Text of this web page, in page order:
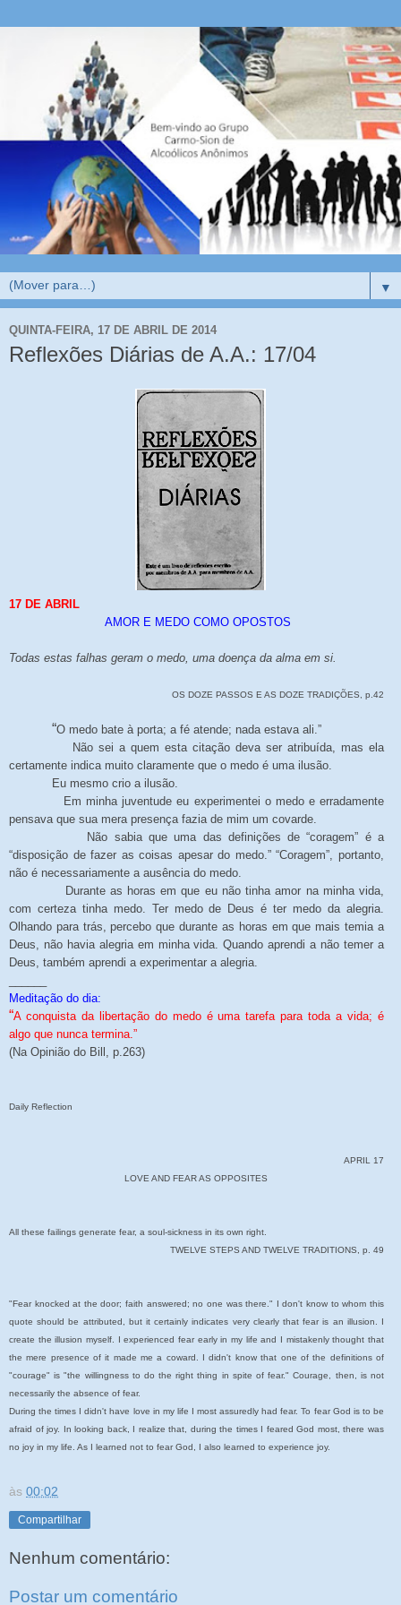
▼
QUINTA-FEIRA, 17 DE ABRIL DE 2014
Reflexões Diárias de A.A.: 17/04
17 DE ABRIL
AMOR E MEDO COMO OPOSTOS
Todas estas falhas geram o medo, uma doença da alma em si.
OS DOZE PASSOS E AS DOZE TRADIÇÕES, p.42
“O medo bate à porta; a fé atende; nada estava ali.”
Não sei a quem esta citação deva ser atribuída, mas ela
certamente indica muito claramente que o medo é uma ilusão.
Eu mesmo crio a ilusão.
Em minha juventude eu experimentei o medo e erradamente
pensava que sua mera presença fazia de mim um covarde.
Não sabia que uma das definições de “coragem” é a
“disposição de fazer as coisas apesar do medo.” “Coragem”, portanto,
não é necessariamente a ausência do medo.
Durante as horas em que eu não tinha amor na minha vida,
com certeza tinha medo. Ter medo de Deus é ter medo da alegria.
Olhando para trás, percebo que durante as horas em que mais temia a
Deus, não havia alegria em minha vida. Quando aprendi a não temer a
Deus, também aprendi a experimentar a alegria.
Meditação do dia:
“A conquista da libertação do medo é uma tarefa para toda a vida; é
algo que nunca termina.”
(Na Opinião do Bill, p.263)
Daily Reflection
APRIL 17
LOVE AND FEAR AS OPPOSITES
All these failings generate fear, a soul-sickness in its own right.
TWELVE STEPS AND TWELVE TRADITIONS, p. 49
"Fear knocked at the door; faith answered; no one was there." I don't know to whom this
quote should be attributed, but it certainly indicates very clearly that fear is an illusion. I
create the illusion myself. I experienced fear early in my life and I mistakenly thought that
the mere presence of it made me a coward. I didn't know that one of the definitions of
"courage" is "the willingness to do the right thing in spite of fear." Courage, then, is not
necessarily the absence of fear.
During the times I didn't have love in my life I most assuredly had fear. To fear God is to be
afraid of joy. In looking back, I realize that, during the times I feared God most, there was
no joy in my life. As I learned not to fear God, I also learned to experience joy.
às 00:02
Compartilhar
Nenhum comentário:
Postar um comentário